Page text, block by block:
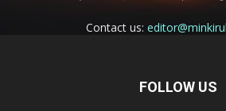
Contact us:
FOLLOW US